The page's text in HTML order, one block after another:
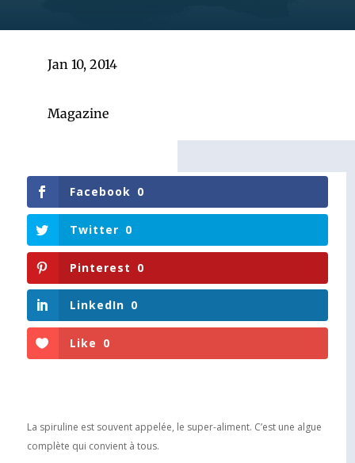
Jan 10, 2014
Magazine
Facebook 0
Twitter 0
Pinterest 0
LinkedIn 0
Like 0
La spiruline est souvent appelée, le super-aliment. C’est une algue
complète qui convient à tous.